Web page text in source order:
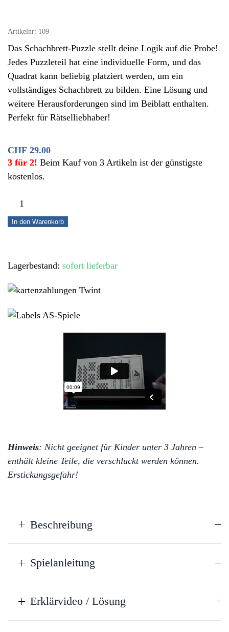
Artikelnr: 109
Das Schachbrett-Puzzle stellt deine Logik auf die Probe!
Jedes Puzzleteil hat eine individuelle Form, und das
Quadrat kann beliebig platziert werden, um ein
vollständiges Schachbrett zu bilden. Eine Lösung und
weitere Herausforderungen sind im Beiblatt enthalten.
Perfekt für Rätselliebhaber!
CHF 29.00
3 für 2! Beim Kauf von 3 Artikeln ist der günstigste
kostenlos.
Schachbrett-
Puzzle
–
Anspruch
Menge
In den Warenkorb
Lagerbestand: sofort lieferbar
Hinweis: Nicht geeignet für Kinder unter 3 Jahren –
enthält kleine Teile, die verschluckt werden können.
Erstickungsgefahr!
Beschreibung
Spielanleitung
Erklärvideo / Lösung